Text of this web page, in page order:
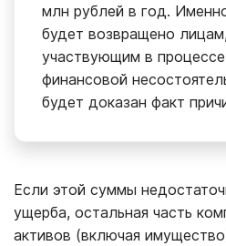
млн рублей в год.
будет возвращено
участвующим в процессе
финансовой
будет доказан факт
Если этой суммы
ущерба, остальная часть
активов (включая